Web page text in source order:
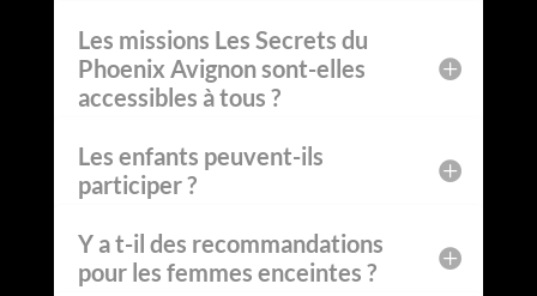
Les missions Les Secrets du
Phoenix Avignon sont-elles
accessibles à tous ?
Les enfants peuvent-ils
participer ?
Y a t-il des recommandations
pour les femmes enceintes ?